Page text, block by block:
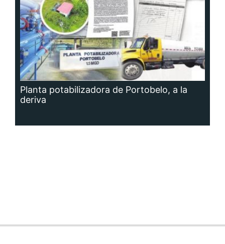
Planta potabilizadora de Portobelo, a la
deriva